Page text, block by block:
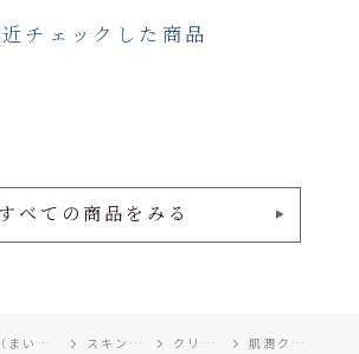
チェックした商品
すべての商品をみる
米肌（まいはだ） スキンケア クリーム 肌潤クリーム